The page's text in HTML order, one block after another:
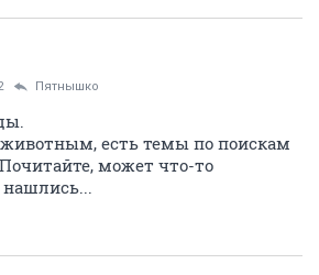
Пятнышко
есть темы по поискам
может что-то
нашлись...